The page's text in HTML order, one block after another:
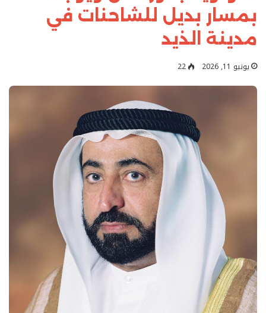
بمسار بديل للشاحنات في
مدينة الذيد
يونيو 11, 2026 22